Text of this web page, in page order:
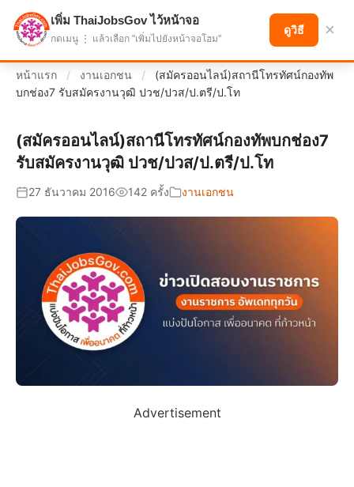
แบ่งปันโอกาส เพื่ออนาคตที่ก้าวหน้า
หน้าแรก / งานเอกชน /
(สมัครออนไลน์)สถานีโทรทัศน์กองทัพ
บกช่อง7 รับสมัครงานวุฒิ ปวช/ปวส/ป.ตรี/ป.โท
(สมัครออนไลน์)สถานีโทรทัศน์กองทัพบกช่อง7
รับสมัครงานวุฒิ ปวช/ปวส/ป.ตรี/ป.โท
27 ธันวาคม 2016 142 ครั้ง งานเอกชน
Advertisement
เพิ่ม ThaiJobsGov ไว้หน้าจอ
กดเมนู ⋮ แล้วเลือก "เพิ่มไปยังหน้าจอโฮม"
ดูวิธี ×